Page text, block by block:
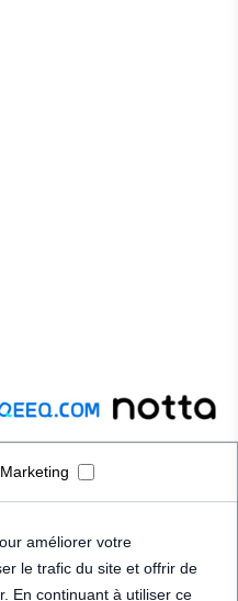
Marketing
améliorer votre
le trafic du site et offrir de
En continuant à utiliser ce